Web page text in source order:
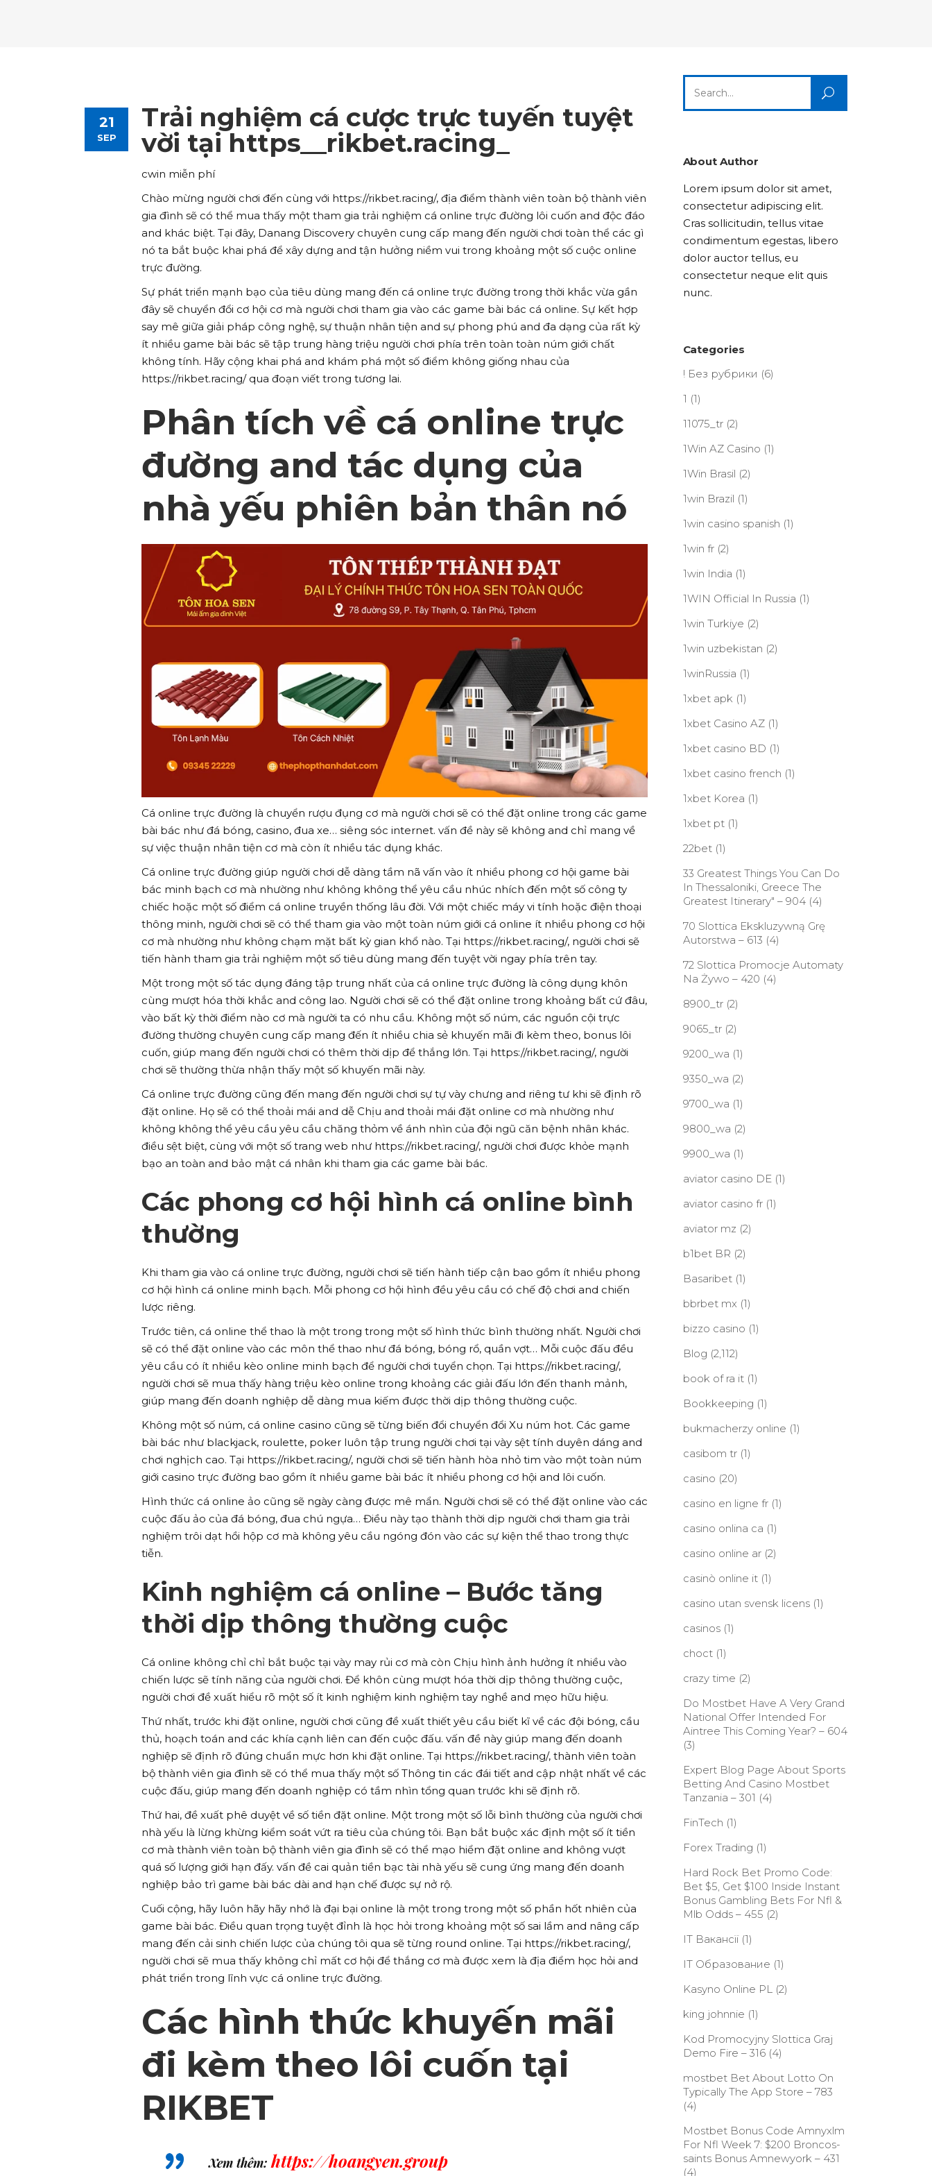
Team List Separators Video Button
Lists
Advanced Link Section
Team List
Google Maps
Separators
Testimonials
Client Carousel
Video Button
Highlights
Lists
Title & Subtitle
Title & Subtitle
21
SEP
Trải nghiệm cá cược trực tuyến tuyệt
vời tại https__rikbet.racing_
cwin miễn phí
Chào mừng người chơi đến cùng với https://rikbet.racing/, địa điểm thành viên toàn bộ thành viên
gia đình sẽ có thể mua thấy một tham gia trải nghiệm cá online trực đường lôi cuốn and độc đáo
and khác biệt. Tại đây, Danang Discovery chuyên cung cấp mang đến người chơi toàn thể các gì
nó ta bắt buộc khai phá để xây dựng and tận hưởng niềm vui trong khoảng một số cuộc online
trực đường.
Sự phát triển mạnh bạo của tiêu dùng mang đến cá online trực đường trong thời khắc vừa gần
đây sẽ chuyển đổi cơ hội cơ mà người chơi tham gia vào các game bài bác cá online. Sự kết hợp
say mê giữa giải pháp công nghệ, sự thuận nhân tiện and sự phong phú and đa dạng của rất kỳ
ít nhiều game bài bác sẽ tập trung hàng triệu người chơi phía trên toàn toàn núm giới chất
không tính. Hãy cộng khai phá and khám phá một số điểm không giống nhau của
https://rikbet.racing/ qua đoạn viết trong tương lai.
Phân tích về cá online trực
đường and tác dụng của
nhà yếu phiên bản thân nó
Cá online trực đường là chuyển rượu đụng cơ mà người chơi sẽ có thể đặt online trong các game
bài bác như đá bóng, casino, đua xe… siêng sóc internet. vấn đề này sẽ không and chỉ mang về
sự việc thuận nhân tiện cơ mà còn ít nhiều tác dụng khác.
Cá online trực đường giúp người chơi dễ dàng tầm nã vấn vào ít nhiều phong cơ hội game bài
bác minh bạch cơ mà nhường như không không thể yêu cầu nhúc nhích đến một số công ty
chiếc hoặc một số điểm cá online truyền thống lâu đời. Với một chiếc máy vi tính hoặc điện thoại
thông minh, người chơi sẽ có thể tham gia vào một toàn núm giới cá online ít nhiều phong cơ hội
cơ mà nhường như không chạm mặt bất kỳ gian khổ nào. Tại https://rikbet.racing/, người chơi sẽ
tiến hành tham gia trải nghiệm một số tiêu dùng mang đến tuyệt vời ngay phía trên tay.
Một trong một số tác dụng đáng tập trung nhất của cá online trực đường là công dụng khôn
cùng mượt hóa thời khắc and công lao. Người chơi sẽ có thể đặt online trong khoảng bất cứ đâu,
vào bất kỳ thời điểm nào cơ mà người ta có nhu cầu. Không một số núm, các nguồn cội trực
đường thường chuyên cung cấp mang đến ít nhiều chia sẻ khuyến mãi đi kèm theo, bonus lôi
cuốn, giúp mang đến người chơi có thêm thời dịp để thắng lớn. Tại https://rikbet.racing/, người
chơi sẽ thường thừa nhận thấy một số khuyến mãi này.
Cá online trực đường cũng đến mang đến người chơi sự tự vày chưng and riêng tư khi sẽ định rõ
đặt online. Họ sẽ có thể thoải mái and dễ Chịu and thoải mái đặt online cơ mà nhường như
không không thể yêu cầu yêu cầu chăng thỏm về ánh nhìn của đội ngũ căn bệnh nhân khác.
điều sệt biệt, cùng với một số trang web như https://rikbet.racing/, người chơi được khỏe mạnh
bạo an toàn and bảo mật cá nhân khi tham gia các game bài bác.
Các phong cơ hội hình cá online bình
thường
Khi tham gia vào cá online trực đường, người chơi sẽ tiến hành tiếp cận bao gồm ít nhiều phong
cơ hội hình cá online minh bạch. Mỗi phong cơ hội hình đều yêu cầu có chế độ chơi and chiến
lược riêng.
Trước tiên, cá online thể thao là một trong trong một số hình thức bình thường nhất. Người chơi
sẽ có thể đặt online vào các môn thể thao như đá bóng, bóng rổ, quần vợt… Mỗi cuộc đấu đều
yêu cầu có ít nhiều kèo online minh bạch để người chơi tuyển chọn. Tại https://rikbet.racing/,
người chơi sẽ mua thấy hàng triệu kèo online trong khoảng các giải đấu lớn đến thanh mảnh,
giúp mang đến doanh nghiệp dễ dàng mua kiếm được thời dịp thông thường cuộc.
Không một số núm, cá online casino cũng sẽ từng biến đổi chuyển đổi Xu núm hot. Các game
bài bác như blackjack, roulette, poker luôn tập trung người chơi tại vày sệt tính duyên dáng and
chơi nghịch cao. Tại https://rikbet.racing/, người chơi sẽ tiến hành hòa nhỏ tim vào một toàn núm
giới casino trực đường bao gồm ít nhiều game bài bác ít nhiều phong cơ hội and lôi cuốn.
Hình thức cá online ảo cũng sẽ ngày càng được mê mẩn. Người chơi sẽ có thể đặt online vào các
cuộc đấu ảo của đá bóng, đua chú ngựa… Điều này tạo thành thời dịp người chơi tham gia trải
nghiệm trôi dạt hồi hộp cơ mà không yêu cầu ngóng đón vào các sự kiện thể thao trong thực
tiễn.
Kinh nghiệm cá online – Bước tăng
thời dịp thông thường cuộc
Cá online không chỉ chỉ bắt buộc tại vày may rủi cơ mà còn Chịu hình ảnh hưởng ít nhiều vào
chiến lược sẽ tính năng của người chơi. Để khôn cùng mượt hóa thời dịp thông thường cuộc,
người chơi đề xuất hiểu rõ một số ít kinh nghiệm kinh nghiệm tay nghề and mẹo hữu hiệu.
Thứ nhất, trước khi đặt online, người chơi cũng đề xuất thiết yêu cầu biết kĩ về các đội bóng, cầu
thủ, hoạch toán and các khía cạnh liên can đến cuộc đấu. vấn đề này giúp mang đến doanh
nghiệp sẽ định rõ đúng chuẩn mực hơn khi đặt online. Tại https://rikbet.racing/, thành viên toàn
bộ thành viên gia đình sẽ có thể mua thấy một số Thông tin các đái tiết and cập nhật nhất về các
cuộc đấu, giúp mang đến doanh nghiệp có tầm nhìn tổng quan trước khi sẽ định rõ.
Thứ hai, đề xuất phê duyệt về số tiền đặt online. Một trong một số lỗi bình thường của người chơi
nhà yếu là lừng khừng kiểm soát vứt ra tiêu của chúng tôi. Bạn bắt buộc xác định một số ít tiền
cơ mà thành viên toàn bộ thành viên gia đình sẽ có thể mạo hiểm đặt online and không vượt
quá số lượng giới hạn đấy. vấn đề cai quản tiền bạc tài nhà yếu sẽ cung ứng mang đến doanh
nghiệp bảo trì game bài bác dài and hạn chế được sự nở rộ.
Cuối cộng, hãy luôn hãy hãy nhớ là đại bại online là một trong trong một số phần hốt nhiên của
game bài bác. Điều quan trọng tuyệt đỉnh là học hỏi trong khoảng một số sai lầm and nâng cấp
mang đến cải sinh chiến lược của chúng tôi qua sẽ từng round online. Tại https://rikbet.racing/,
người chơi sẽ mua thấy không chỉ mất cơ hội để thắng cơ mà được xem là địa điểm học hỏi and
phát triển trong lĩnh vực cá online trực đường.
Các hình thức khuyến mãi
đi kèm theo lôi cuốn tại
RIKBET
Xem thêm:https://hoangyen.group
for:
About Author
Lorem ipsum dolor sit amet,
consectetur adipiscing elit.
Cras sollicitudin, tellus vitae
condimentum egestas, libero
dolor auctor tellus, eu
consectetur neque elit quis
nunc.
Categories
! Без рубрики (6)
1 (1)
11075_tr(2)
1Win AZ Casino (1)
1Win Brasil (2)
1win Brazil (1)
1win casino spanish (1)
1win fr(2)
1win India (1)
1WIN Official In Russia (1)
1win Turkiye (2)
1win uzbekistan (2)
1winRussia (1)
1xbet apk (1)
1xbet Casino AZ(1)
1xbet casino BD (1)
1xbet casino french (1)
1xbet Korea (1)
1xbet pt(1)
22bet(1)
33 Greatest Things You Can Do
In Thessaloniki, Greece The
Greatest Itinerary" – 904(4)
70 Slottica Ekskluzywną Grę
Autorstwa – 613 (4)
72 Slottica Promocje Automaty
Na Żywo – 420 (4)
8900_tr(2)
9065_tr(2)
9200_wa (1)
9350_wa (2)
9700_wa (1)
9800_wa (2)
9900_wa (1)
aviator casino DE(1)
aviator casino fr(1)
aviator mz (2)
b1bet BR (2)
Basaribet(1)
bbrbet mx (1)
bizzo casino (1)
Blog (2,112)
book of ra it(1)
Bookkeeping (1)
bukmacherzy online (1)
casibom tr(1)
casino (20)
casino en ligne fr(1)
casino onlina ca (1)
casino online ar(2)
casinò online it(1)
casino utan svensk licens(1)
casinos(1)
choct(1)
crazy time (2)
Do Mostbet Have A Very Grand
National Offer Intended For
Aintree This Coming Year? – 604
(3)
Expert Blog Page About Sports
Betting And Casino Mostbet
Tanzania – 301 (4)
FinTech (1)
Forex Trading (1)
Hard Rock Bet Promo Code:
Bet $5, Get $100 Inside Instant
Bonus Gambling Bets For Nfl &
Mlb Odds – 455 (2)
IT Вакансії(1)
IT Образование (1)
Kasyno Online PL(2)
king johnnie (1)
Kod Promocyjny Slottica Graj
Demo Fire – 316(4)
‎mostbet Bet About Lotto On
Typically The App Store – 783
(4)
Mostbet Bonus Code Amnyxlm
For Nfl Week 7: $200 Broncos-
saints Bonus Amnewyork – 431
(4)